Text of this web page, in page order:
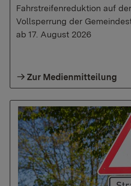
Fahrstreifenreduktion auf
Vollsperrung der
ab 17. August 2026
Zur Medienmitteilung